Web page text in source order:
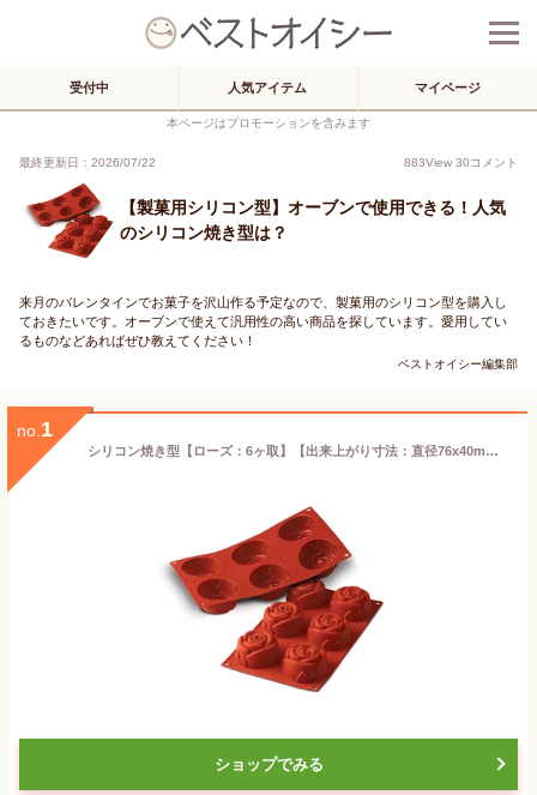
受付中 人気アイテム マイページ
本ページはプロモーションを含みます
最終更新日：2026/07/22 883View 30コメント
【製菓用シリコン型】オーブンで使用できる！人気
のシリコン焼き型は？
来月のバレンタインでお菓子を沢山作る予定なので、製菓用のシリコン型を購入し
ておきたいです。オーブンで使えて汎用性の高い商品を探しています。愛用してい
るものなどあればぜひ教えてください！
ベストオイシー編集部
no. 1
シリコン焼き型【ローズ：6ヶ取】【出来上がり寸法：直径76x40mm】本体サイズ：300x175mm シリコン型 オーブン対応 食器洗浄機対応 電子レンジ対応 シリコマート シリコンフレックス プチケーキ 焼き菓子 バラの形 プチギフト プレゼント 差し入れ
ショップでみる